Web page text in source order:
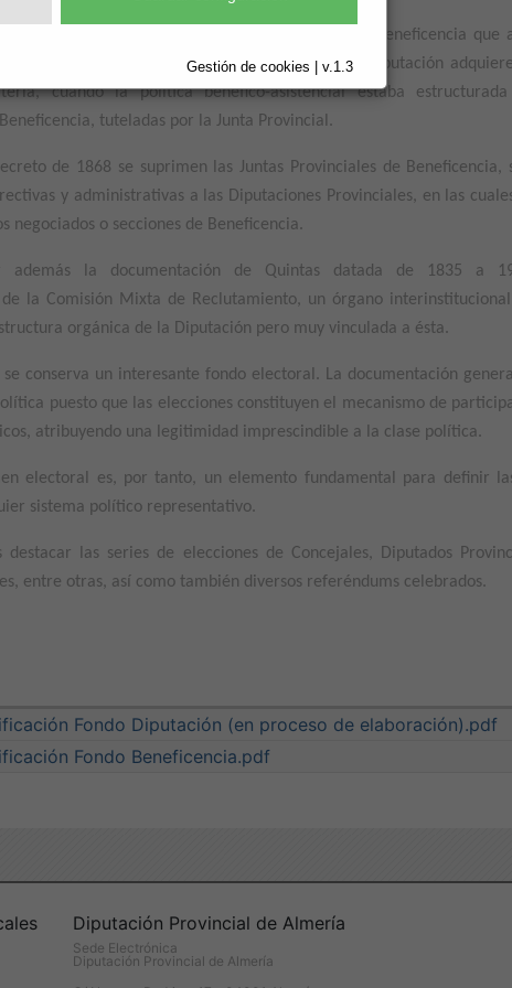
Gestión de cookies | v.1.3
cabe destacar un importante Fondo heredado de Beneficencia que
mitad del siglo XIX, fecha anterior a la que la Diputación
cuando la política benéfico-asistencial estaba
tuteladas por la Junta Provincial.
de 1868 se suprimen las Juntas Provinciales de Beneficencia,
y administrativas a las Diputaciones Provinciales, en las
negociados o secciones de Beneficencia.
además la documentación de Quintas datada de 1835 a
la Comisión Mixta de Reclutamiento, un órgano
orgánica de la Diputación pero muy vinculada a ésta.
se conserva un interesante fondo electoral. La documentación
puesto que las elecciones constituyen el mecanismo de
atribuyendo una legitimidad imprescindible a la clase política.
electoral es, por tanto, un elemento fundamental para definir
sistema político representativo.
destacar las series de elecciones de Concejales, Diputados
entre otras, así como también diversos referéndums celebrados.
Fondo Diputación (en proceso de elaboración).pdf
Fondo Beneficencia.pdf
Diputación Provincial de Almería
Sede Electrónica
Diputación Provincial de Almería